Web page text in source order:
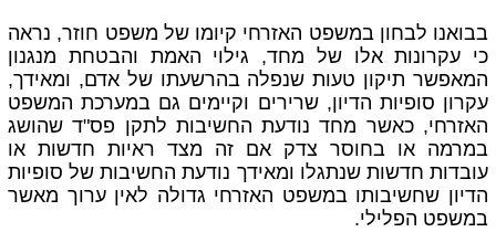
בבואנו לבחון במשפט האזרחי קיומו של משפט חוזר, נראה
כי עקרונות אלו של מחד, גילוי האמת והבטחת מנגנון
המאפשר תיקון טעות שנפלה בהרשעתו של אדם, ומאידך,
עקרון סופיות הדיון, שרירים וקיימים גם במערכת המשפט
האזרחי, כאשר מחד נודעת החשיבות לתקן פס"ד שהושג
במרמה או בחוסר צדק אם זה מצד ראיות חדשות או
עובדות חדשות שנתגלו ומאידך נודעת החשיבות של סופיות
הדיון שחשיבותו במשפט האזרחי גדולה לאין ערוך מאשר
במשפט הפלילי.